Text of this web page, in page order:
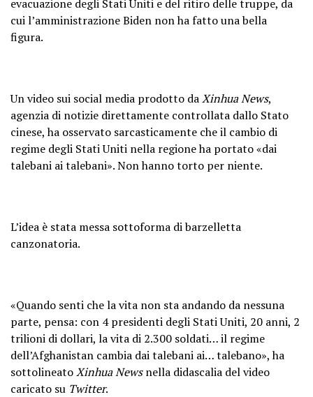
evacuazione degli Stati Uniti e del ritiro delle truppe, da
cui l’amministrazione Biden non ha fatto una bella
figura.
Un video sui social media prodotto daXinhua News,
agenzia di notizie direttamente controllata dallo Stato
cinese, ha osservato sarcasticamente che il cambio di
regime degli Stati Uniti nella regione ha portato «dai
talebani ai talebani». Non hanno torto per niente.
L’idea è stata messa sottoforma di barzelletta
canzonatoria.
«Quando senti che la vita non sta andando da nessuna
parte, pensa: con 4 presidenti degli Stati Uniti, 20 anni, 2
trilioni di dollari, la vita di 2.300 soldati… il regime
dell’Afghanistan cambia dai talebani ai… talebano», ha
sottolineatoXinhua Newsnella didascalia del video
caricato su Twitter.